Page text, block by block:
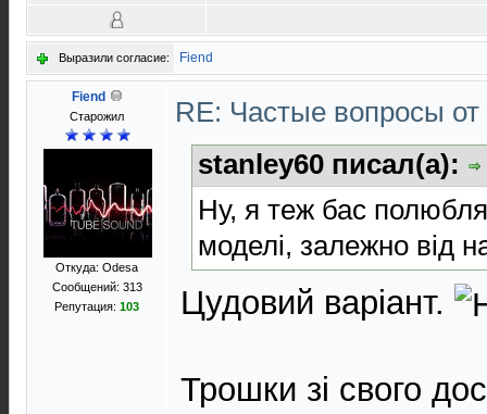
Выразили согласие: Fiend
Fiend
Старожил
Откуда: Odesa
Сообщений: 313
Репутация:103
RE: Частые вопросы
stanley60 писал(а):
Ну, я теж бас
моделі, залежно від
Цудовий варіант.
Трошки зі свого